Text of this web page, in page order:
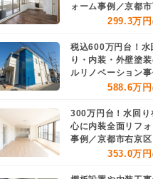
ォーム事例／京都
299.3万円
税込600万円台！水
り・内装・外壁塗装
ルリノベーション事
588.6万円
300万円台！水回り
心に内装全面リフ
事例／京都市右京区
353.0万円